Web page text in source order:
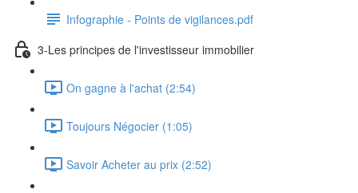
Infographie - Points de vigilances.pdf
3-Les principes de l'investisseur immobilier
On gagne à l'achat (2:54)
Toujours Négocier (1:05)
Savoir Acheter au prix (2:52)